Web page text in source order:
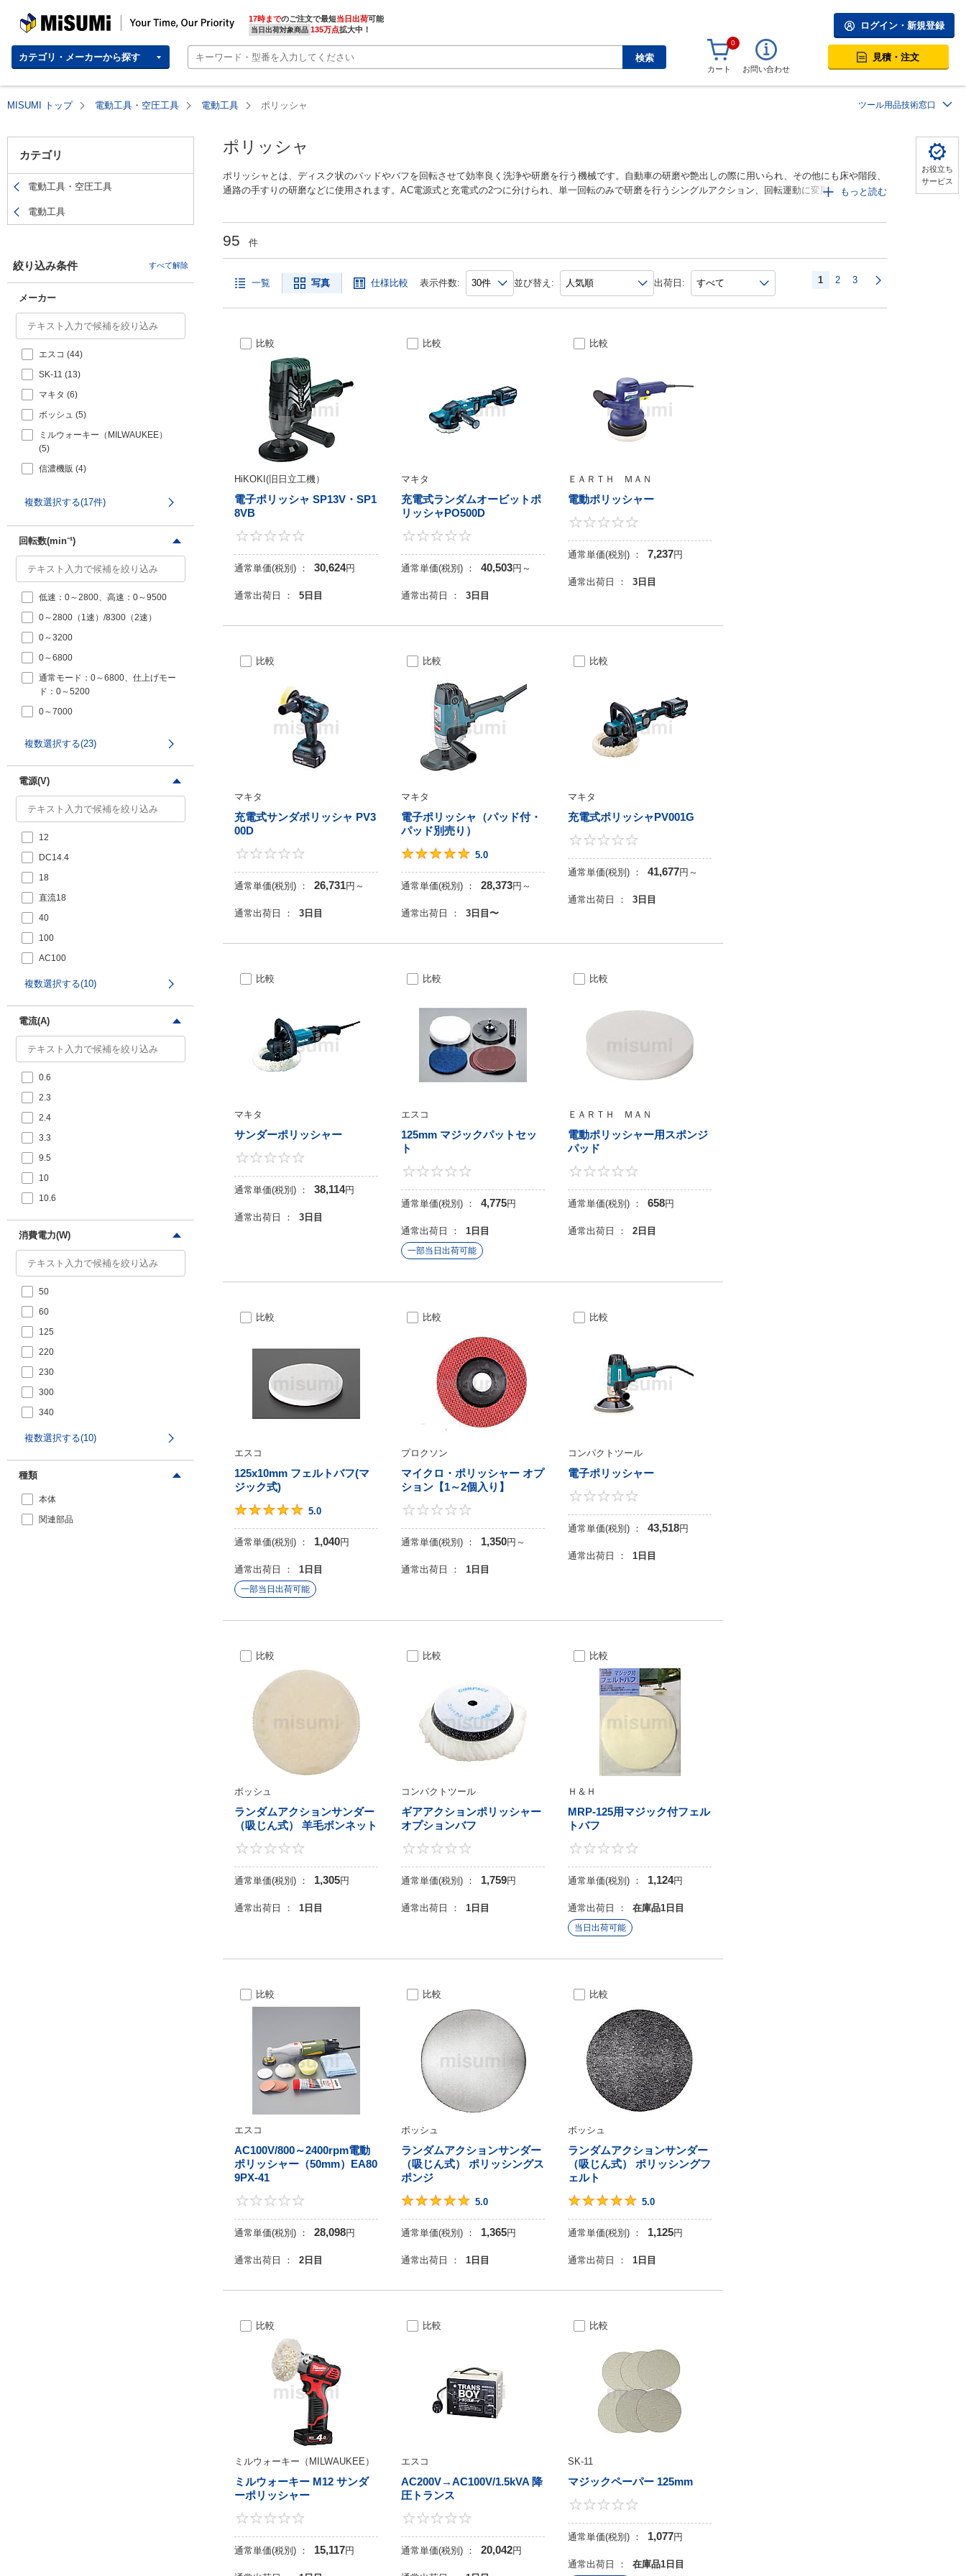
MISUMI | Your Time, Our Priority 17時までのご注文で最短当日出荷
当日出荷対象商品 135万点拡大中！
カテゴリ・メーカーから探す 検索
ログイン・新規登録
0
カート お問い合わせ
見積・注文
MISUMI トップ 電動工具・空圧工具 電動工具 ポリッシャ ツール用品技術窓口
カテゴリ
電動工具・空圧工具
電動工具
絞り込み条件 すべて解除
メーカー
エスコ (44)
SK-11 (13)
マキタ (6)
ボッシュ (5)
ミルウォーキー（MILWAUKEE）
(5)
信濃機販 (4)
KTC（京都機械工具） (3)
ＥＡＲＴＨ ＭＡＮ (2)
ＦＥＳＴＯＯＬ (2)
Ｈ＆Ｈ (2)
柳瀬 (1)
複数選択する(17件)
回転数(min⁻¹)
低速：0～2800、高速：0～9500
0～2800（1速）/8300（2速）
0～3200
0～6800
通常モード：0～6800、仕上げモー
ド：0～5200
0～7000
50Hz 約900～3000/60Hz 約600～
3000
520～780
600-2000
4500～12000
6000～12000
10000
12000
複数選択する(23)
電源(V)
12
DC14.4
18
直流18
40
100
AC100
単相100
AC100（50/60Hz）
複数選択する(10)
電流(A)
0.6
2.3
2.4
3.3
9.5
10
10.6
消費電力(W)
50
60
125
220
230
300
340
900
複数選択する(10)
種類
本体
関連部品
ポリッシャ
ポリッシャとは、ディスク状のパッドやバフを回転させて効率良く洗浄や研磨を行う機械です。自動車の研磨や艶出しの際に用いられ、その他にも床や階段、
通路の手すりの研磨などに使用されます。AC電源式と充電式の2つに分けられ、単一回転のみで研磨を行うシングルアクション、回転運動に変則的な動きを加
力が高く、切削能力に優れているウールはハード・ソフトの2タイプ、ウレタン素材のふわふわとしたスポンジはウールよりも研磨力が小さく、磨き傷がつき
にくい点が特徴です。中目、細目、細目の凸凹タイプ、極細目、超微粒子というように目の粗さで分けられます。
もっと読む
95 件
一覧 写真 仕様比較 表示件数: 並び替え: 出荷日: 1 2 3
比較
HiKOKI(旧日立工機）
電子ポリッシャ SP13V・SP1
8VB
通常単価(税別) ： 30,624円
通常出荷日 ： 5日目
比較
マキタ
充電式ランダムオービットポ
リッシャPO500D
通常単価(税別) ： 40,503円 ～
通常出荷日 ： 3日目
比較
ＥＡＲＴＨ ＭＡＮ
電動ポリッシャー
通常単価(税別) ： 7,237円
通常出荷日 ： 3日目
比較
マキタ
充電式サンダポリッシャ PV3
00D
通常単価(税別) ： 26,731円 ～
通常出荷日 ： 3日目
比較
マキタ
電子ポリッシャ（パッド付・
パッド別売り）
5.0
通常単価(税別) ： 28,373円 ～
通常出荷日 ： 3日目〜
比較
マキタ
充電式ポリッシャPV001G
通常単価(税別) ： 41,677円 ～
通常出荷日 ： 3日目
比較
マキタ
サンダーポリッシャー
通常単価(税別) ： 38,114円
通常出荷日 ： 3日目
比較
エスコ
125mm マジックパットセッ
ト
通常単価(税別) ： 4,775円
通常出荷日 ： 1日目
一部当日出荷可能
比較
ＥＡＲＴＨ ＭＡＮ
電動ポリッシャー用スポンジ
パッド
通常単価(税別) ： 658円
通常出荷日 ： 2日目
比較
エスコ
125x10mm フェルトバフ(マ
ジック式)
5.0
通常単価(税別) ： 1,040円
通常出荷日 ： 1日目
一部当日出荷可能
比較
プロクソン
マイクロ・ポリッシャー オプ
ション【1～2個入り】
通常単価(税別) ： 1,350円 ～
通常出荷日 ： 1日目
比較
コンパクトツール
電子ポリッシャー
通常単価(税別) ： 43,518円
通常出荷日 ： 1日目
比較
ボッシュ
ランダムアクションサンダー
（吸じん式） 羊毛ボンネット
通常単価(税別) ： 1,305円
通常出荷日 ： 1日目
比較
コンパクトツール
ギアアクションポリッシャー
オプションバフ
通常単価(税別) ： 1,759円
通常出荷日 ： 1日目
比較
Ｈ＆Ｈ
MRP-125用マジック付フェル
トバフ
通常単価(税別) ： 1,124円
通常出荷日 ： 在庫品1日目
当日出荷可能
比較
エスコ
AC100V/800～2400rpm電動
ポリッシャー（50mm）EA80
9PX-41
通常単価(税別) ： 28,098円
通常出荷日 ： 2日目
比較
ボッシュ
ランダムアクションサンダー
（吸じん式） ポリッシングス
ポンジ
5.0
通常単価(税別) ： 1,365円
通常出荷日 ： 1日目
比較
ボッシュ
ランダムアクションサンダー
（吸じん式） ポリッシングフ
ェルト
5.0
通常単価(税別) ： 1,125円
通常出荷日 ： 1日目
比較
ミルウォーキー（MILWAUKEE）
ミルウォーキー M12 サンダ
ーポリッシャー
通常単価(税別) ： 15,117円
比較
エスコ
AC200V→AC100V/1.5kVA 降
圧トランス
通常単価(税別) ： 20,042円
比較
SK-11
マジックペーパー 125mm
通常単価(税別) ： 1,077円
通常出荷日 ： 在庫品1日目
お役立ち
サービス